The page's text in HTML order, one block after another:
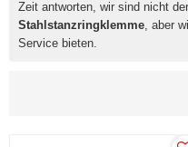
Zeit antworten, wir sind nicht
Stahlstanzringklemme, aber
Service bieten.